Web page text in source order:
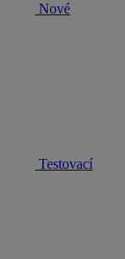
Nové
Testovací